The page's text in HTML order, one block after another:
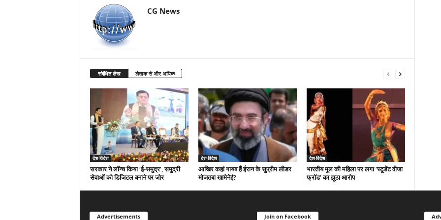
CG News
संबंधित लेख लेखक से और अधिक
देश-विदेश
सरकार ने लॉन्च किया ‘ई-समुद्र’, समुद्री
सेवाओं को डिजिटल बनाने पर जोर
देश-विदेश
आखिर कहां गायब हैं ईरान के सुप्रीम लीडर
मोजतबा खामेनेई?
देश-विदेश
भारतीय मूल की महिला पर लगा ‘स्टूडेंट वीजा
फ्रॉड’ का झूठा आरोप
Advertisements Join on Facebook